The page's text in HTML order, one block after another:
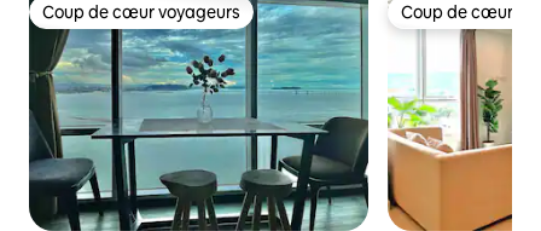
Coup de cœur voyageurs
Coup de cœur voyageurs Coup de cœur
Coup de cœur